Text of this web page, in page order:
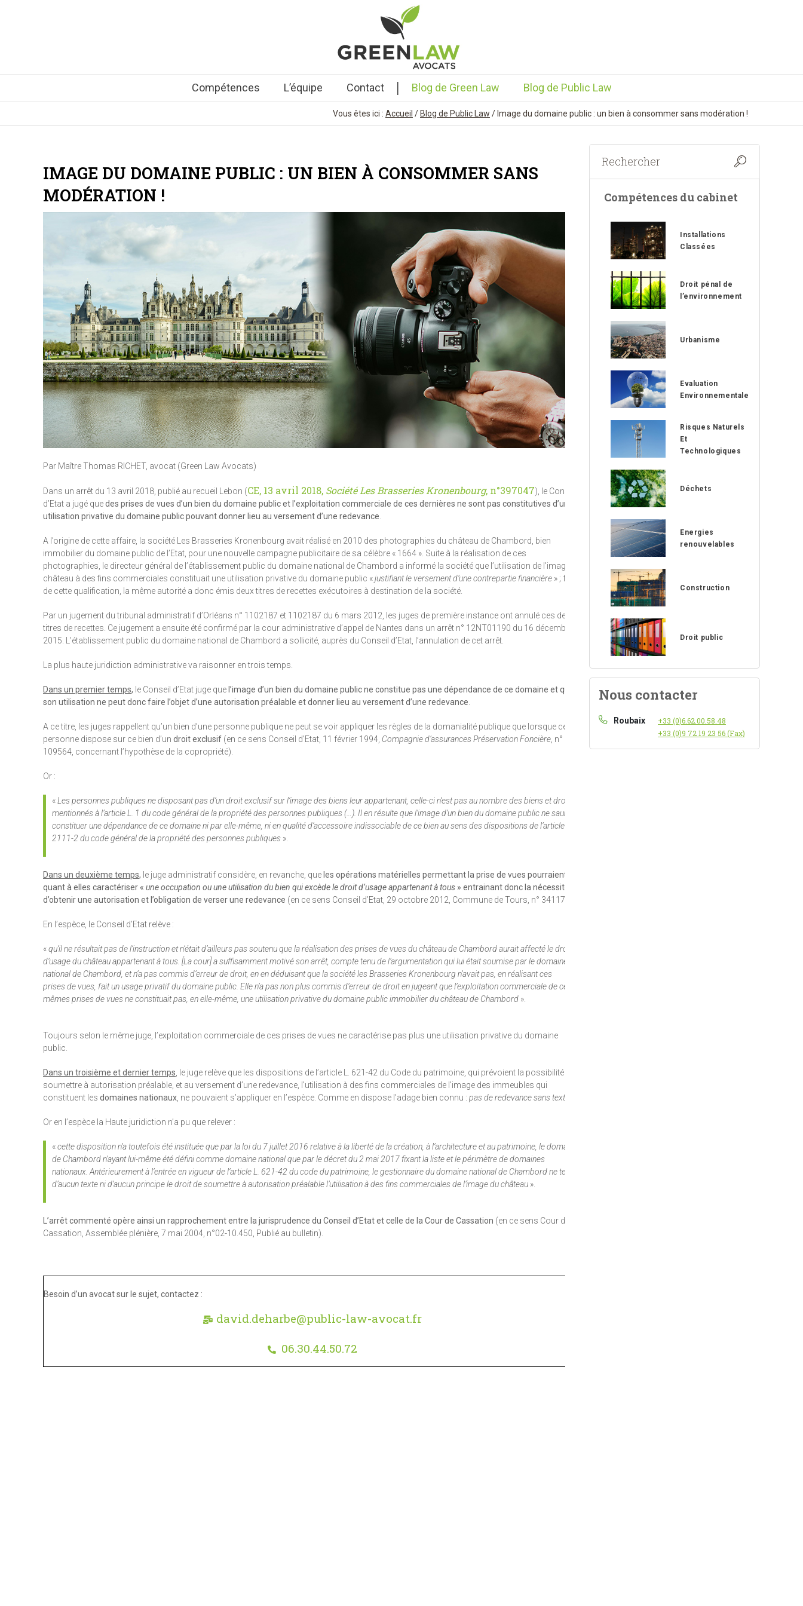
Compétences L’équipe Contact | Blog de Green Law Blog de Public Law
Vous êtes ici : Accueil / Blog de Public Law / Image du domaine public : un bien à consommer sans modération !
IMAGE DU DOMAINE PUBLIC : UN BIEN À CONSOMMER SANS
MODÉRATION !
Par Maître Thomas RICHET, avocat (Green Law Avocats)
Dans un arrêt du 13 avril 2018, publié au recueil Lebon (CE, 13 avril 2018, Société Les Brasseries Kronenbourg, n°397047), le Conseil
d’Etat a jugé quedes prises de vues d’un bien du domaine public et l’exploitation commerciale de ces dernières ne sont pas constitutives d’une
utilisation privative du domaine public pouvant donner lieu au versement d’une redevance
A l’origine de cette affaire, la société Les Brasseries Kronenbourg avait réalisé en 2010 des photographies du château de Chambord, bien
immobilier du domaine public de l’Etat, pour une nouvelle campagne publicitaire de sa célèbre « 1664 ». Suite à la réalisation de ces
photographies, le directeur général de l’établissement public du domaine national de Chambord a informé la société que l’utilisation de l’image du
château à des fins commerciales constituait une utilisation privative du domaine public «justifiant le versement d’une contrepartie financière » ; fort
de cette qualification, la même autorité a donc émis deux titres de recettes exécutoires à destination de la société.
Par un jugement du tribunal administratif d’Orléans n° 1102187 et 1102187 du 6 mars 2012, les juges de première instance ont annulé ces deux
titres de recettes. Ce jugement a ensuite été confirmé par la cour administrative d’appel de Nantes dans un arrêt n° 12NT01190 du 16 décembre
2015. L’établissement public du domaine national de Chambord a sollicité, auprès du Conseil d’Etat, l’annulation de cet arrêt.
La plus haute juridiction administrative va raisonner en trois temps.
Dans un premier temps, le Conseil d’Etat juge que l’image d’un bien du domaine public ne constitue pas une dépendance de ce domaine et que
son utilisation ne peut donc faire l’objet d’une autorisation préalable et donner lieu au versement d’une redevance
A ce titre, les juges rappellent qu’un bien d’une personne publique ne peut se voir appliquer les règles de la domanialité publique que lorsque cette
personne dispose sur ce bien d’un droit exclusif (en ce sens Conseil d’Etat, 11 février 1994, Compagnie d’assurances Préservation Foncière , n°
109564, concernant l’hypothèse de la copropriété).
Or :
«Les personnes publiques ne disposant pas d’un droit exclusif sur l’image des biens leur appartenant, celle-ci n’est pas au nombre des biens et droits
mentionnés à l’article L. 1 du code général de la propriété des personnes publiques (…). Il en résulte que l’image d’un bien du domaine public ne saurait
constituer une dépendance de ce domaine ni par elle-même, ni en qualité d’accessoire indissociable de ce bien au sens des dispositions de l’article L.
2111-2 du code général de la propriété des personnes publiques ».
Dans un deuxième temps, le juge administratif considère, en revanche, que les opérations matérielles permettant la prise de vues pourraient
quant à elles caractériser « une occupation ou une utilisation du bien qui excède le droit d’usage appartenant à tous » entrainant donc la nécessité
d’obtenir une autorisation et l’obligation de verser une redevance (en ce sens Conseil d’Etat, 29 octobre 2012, Commune de Tours, n° 341173).
En l’espèce, le Conseil d’Etat relève :
«qu’il ne résultait pas de l’instruction et n’était d’ailleurs pas soutenu que la réalisation des prises de vues du château de Chambord aurait affecté le droit
d’usage du château appartenant à tous. [La cour] a suffisamment motivé son arrêt, compte tenu de l’argumentation qui lui était soumise par le domaine
national de Chambord, et n’a pas commis d’erreur de droit, en en déduisant que la société les Brasseries Kronenbourg n’avait pas, en réalisant ces
prises de vues, fait un usage privatif du domaine public. Elle n’a pas non plus commis d’erreur de droit en jugeant que l’exploitation commerciale de ces
mêmes prises de vues ne constituait pas, en elle-même, une utilisation privative du domaine public immobilier du château de Chambord ».
Toujours selon le même juge, l’exploitation commerciale de ces prises de vues ne caractérise pas plus une utilisation privative du domaine
public.
Dans un troisième et dernier temps , le juge relève que les dispositions de l’article L. 621-42 du Code du patrimoine, qui prévoient la possibilité de
soumettre à autorisation préalable, et au versement d’une redevance, l’utilisation à des fins commerciales de l’image des immeubles qui
constituent les domaines nationaux , ne pouvaient s’appliquer en l’espèce. Comme en dispose l’adage bien connu : pas de redevance sans texte
Or en l’espèce la Haute juridiction n’a pu que relever :
«cette disposition n’a toutefois été instituée que par la loi du 7 juillet 2016 relative à la liberté de la création, à l’architecture et au patrimoine, le domaine
de Chambord n’ayant lui-même été défini comme domaine national que par le décret du 2 mai 2017 fixant la liste et le périmètre de domaines
nationaux. Antérieurement à l’entrée en vigueur de l’article L. 621-42 du code du patrimoine, le gestionnaire du domaine national de Chambord ne tenait
d’aucun texte ni d’aucun principe le droit de soumettre à autorisation préalable l’utilisation à des fins commerciales de l’image du château ».
L’arrêt commenté opère ainsi un rapprochement entre la jurisprudence du Conseil d’Etat et celle de la Cour de Cassation (en ce sens Cour de
Cassation, Assemblée plénière, 7 mai 2004, n°02-10.450, Publié au bulletin).
Besoin d’un avocat sur le sujet, contactez :
david.deharbe@public-law-avocat.fr
06.30.44.50.72
Compétences du cabinet
Installations
Classées
Droit pénal de
l’environnement
Urbanisme
Evaluation
Environnementale
Risques Naturels
Et
Technologiques
Déchets
Energies
renouvelables
Construction
Droit public
Nous contacter
Roubaix
+33 (0)6.62.00.58.48
+33 (0)9 72 19 23 56 (Fax)